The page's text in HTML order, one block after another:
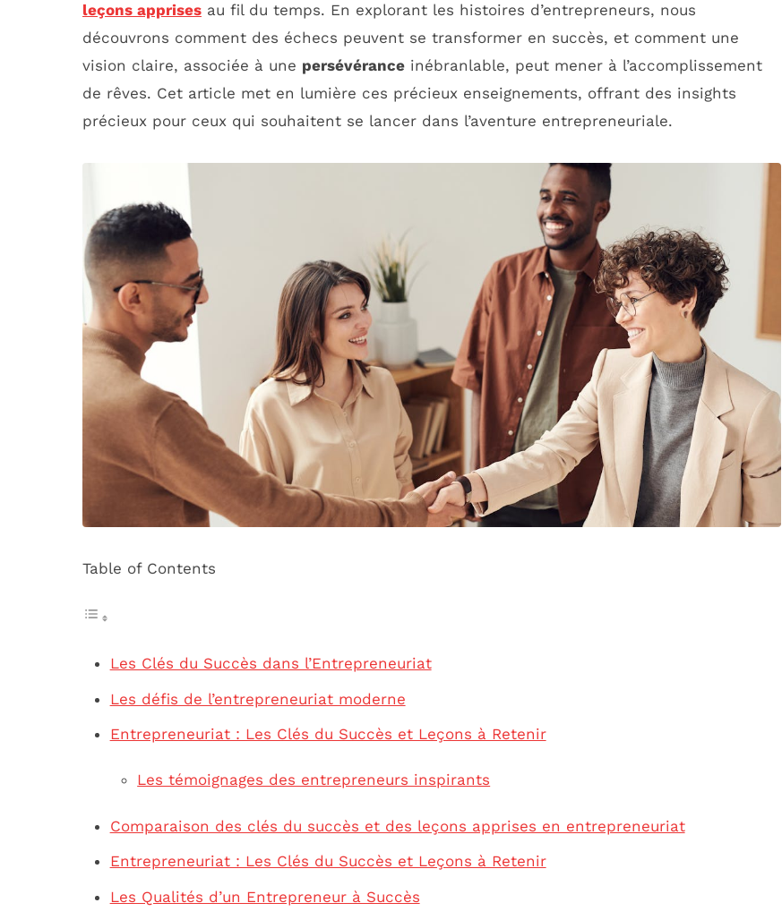
leçons apprises au fil du temps. En explorant les histoires d’entrepreneurs, nous
découvrons comment des échecs peuvent se transformer en succès, et comment une
vision claire, associée à une persévérance inébranlable, peut mener à l’accomplissement
de rêves. Cet article met en lumière ces précieux enseignements, offrant des insights
précieux pour ceux qui souhaitent se lancer dans l’aventure entrepreneuriale.
Table of Contents
Les Clés du Succès dans l’Entrepreneuriat
Les défis de l’entrepreneuriat moderne
Entrepreneuriat : Les Clés du Succès et Leçons à Retenir
Les témoignages des entrepreneurs inspirants
Comparaison des clés du succès et des leçons apprises en entrepreneuriat
Entrepreneuriat : Les Clés du Succès et Leçons à Retenir
Les Qualités d’un Entrepreneur à Succès